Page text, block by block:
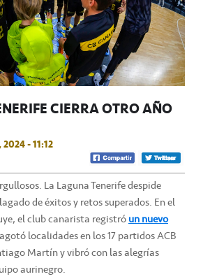
CIERRA OTRO AÑO
- 11:12
La Laguna Tenerife despide
de éxitos y retos superados. En el
el club canarista registróun nuevo
agotó localidades en los 17 partidos ACB
Martín y vibró con las alegrías
aurinegro.